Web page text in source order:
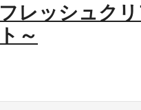
フレッシュク
ト～